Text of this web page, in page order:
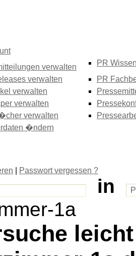
verwalten
verwalten
verwalten
verwalten
verwalten
�ndern
PR
PR
Passwort vergessen ?
in
1a